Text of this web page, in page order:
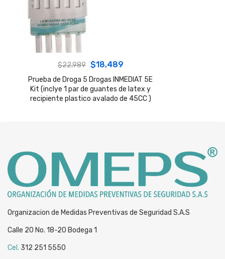
$22,989 Original
price
was:
$18,489Current
price
is:
Prueba de Droga 5 Drogas INMEDIAT 5E
Kit (inclye 1 par de guantes de latex y
recipiente plastico avalado de 45CC )
Organizacion de Medidas Preventivas de Seguridad S.A.S
Calle 20 No. 18-20 Bodega 1
Cel. 312 251 5550